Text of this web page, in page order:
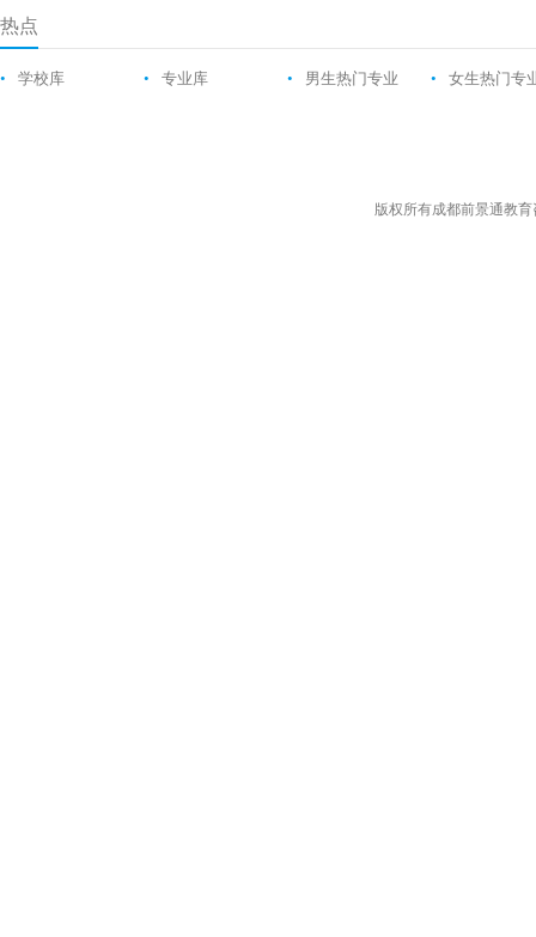
热点
• 学校库 • 专业库 • 男生热门专业 • 女生热门专
版权所有成都前景通教